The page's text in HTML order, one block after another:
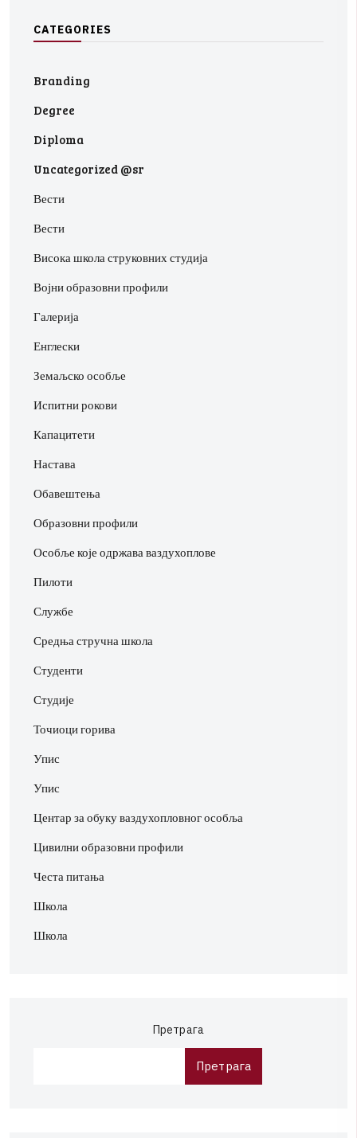
CATEGORIES
Branding
Degree
Diploma
Uncategorized @sr
Вести
Вести
Висока школа струковних студија
Војни образовни профили
Галерија
Енглески
Земаљско особље
Испитни рокови
Капацитети
Настава
Обавештења
Образовни профили
Особље које одржава ваздухоплове
Пилоти
Службе
Средња стручна школа
Студенти
Студије
Точиоци горива
Упис
Упис
Центар за обуку ваздухопловног особља
Цивилни образовни профили
Честа питања
Школа
Школа
Претрага
Претрага